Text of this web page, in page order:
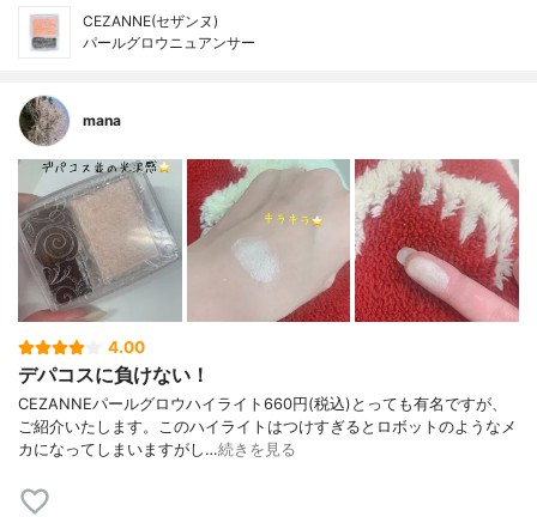
CEZANNE(セザンヌ)
パールグロウニュアンサー
mana
4.00
デパコスに負けない！
CEZANNEパールグロウハイライト660円(税込)とっても有名ですが、
ご紹介いたします。このハイライトはつけすぎるとロボットのようなメ
カになってしまいますがし…続きを見る